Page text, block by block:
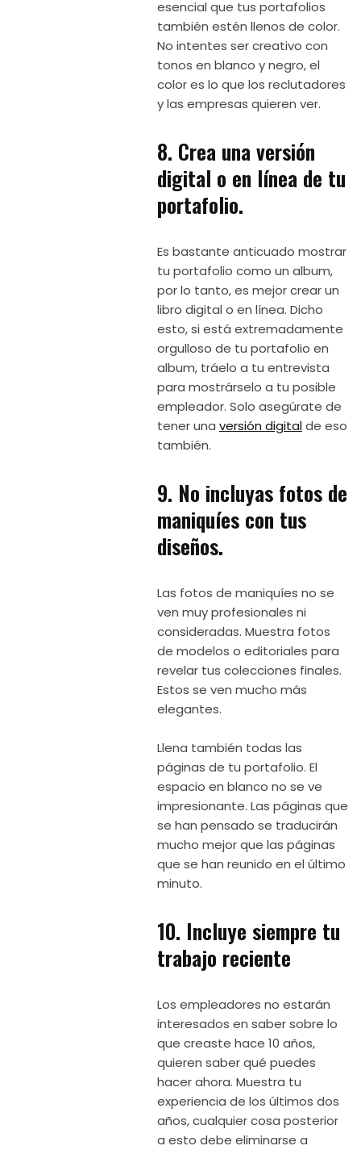
esencial que tus portafolios
también estén llenos de color.
No intentes ser creativo con
tonos en blanco y negro, el
color es lo que los reclutadores
y las empresas quieren ver.
8. Crea una versión
digital o en línea de tu
portafolio.
Es bastante anticuado mostrar
tu portafolio como un album,
por lo tanto, es mejor crear un
libro digital o en línea. Dicho
esto, si está extremadamente
orgulloso de tu portafolio en
album, tráelo a tu entrevista
para mostrárselo a tu posible
empleador. Solo asegúrate de
tener una versión digitalde eso
también.
9. No incluyas fotos de
maniquíes con tus
diseños.
Las fotos de maniquíes no se
ven muy profesionales ni
consideradas. Muestra fotos
de modelos o editoriales para
revelar tus colecciones finales.
Estos se ven mucho más
elegantes.
Llena también todas las
páginas de tu portafolio. El
espacio en blanco no se ve
impresionante. Las páginas que
se han pensado se traducirán
mucho mejor que las páginas
que se han reunido en el último
minuto.
10. Incluye siempre tu
trabajo reciente
Los empleadores no estarán
interesados ​​en saber sobre lo
que creaste hace 10 años,
quieren saber qué puedes
hacer ahora. Muestra tu
experiencia de los últimos dos
años, cualquier cosa posterior
a esto debe eliminarse a